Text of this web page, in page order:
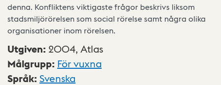
denna. Konfliktens viktigaste frågor beskrivs liksom
stadsmiljörörelsen som social rörelse samt några olika
organisationer inom rörelsen.
Utgiven: 2004, Atlas
Målgrupp: För vuxna
Språk: Svenska